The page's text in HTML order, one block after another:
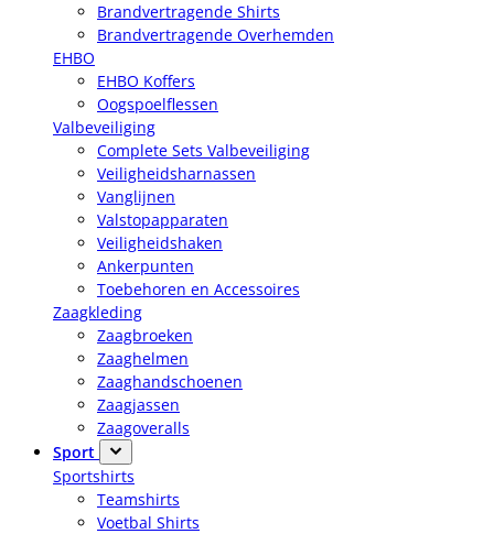
Brandvertragende Shirts
Brandvertragende Overhemden
EHBO
EHBO Koffers
Oogspoelflessen
Valbeveiliging
Complete Sets Valbeveiliging
Veiligheidsharnassen
Vanglijnen
Valstopapparaten
Veiligheidshaken
Ankerpunten
Toebehoren en Accessoires
Zaagkleding
Zaagbroeken
Zaaghelmen
Zaaghandschoenen
Zaagjassen
Zaagoveralls
Sport
Sportshirts
Teamshirts
Voetbal Shirts